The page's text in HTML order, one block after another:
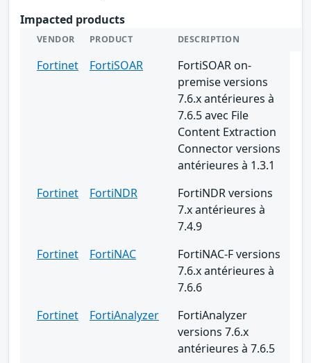
Impacted products
VENDOR PRODUCT DESCRIPTION
Fortinet FortiSOAR
FortiSOAR on-
premise versions
7.6.x antérieures à
7.6.5 avec File
Content Extraction
Connector versions
antérieures à 1.3.1
Fortinet
FortiNDR
FortiNDR versions
7.x antérieures à
7.4.9
Fortinet
FortiNAC
FortiNAC-F versions
7.6.x antérieures à
7.6.6
Fortinet
FortiAnalyzer
FortiAnalyzer
versions 7.6.x
antérieures à 7.6.5